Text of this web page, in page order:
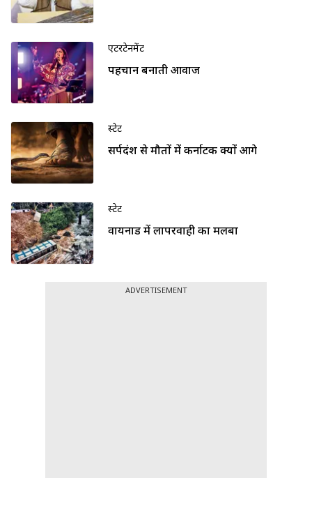
एंटरटेनमेंट
पहचान बनाती आवाज
स्टेट
सर्पदंश से मौतों में कर्नाटक क्यों आगे
स्टेट
वायनाड में लापरवाही का मलबा
ADVERTISEMENT